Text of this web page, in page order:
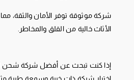
شركة موثوقة توفر الأمان والثقة،
الأثاث خالية من القلق والمخاطر.
إذا كنت تبحث عن أفضل شركة شحن